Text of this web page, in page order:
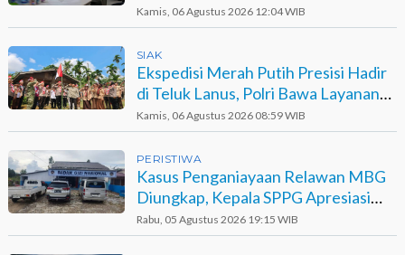
Kamis, 06 Agustus 2026 12:04 WIB
SIAK
Ekspedisi Merah Putih Presisi Hadir
di Teluk Lanus, Polri Bawa Layanan
dan Harapan
Kamis, 06 Agustus 2026 08:59 WIB
PERISTIWA
Kasus Penganiayaan Relawan MBG
Diungkap, Kepala SPPG Apresiasi
Kinerja Polisi
Rabu, 05 Agustus 2026 19:15 WIB